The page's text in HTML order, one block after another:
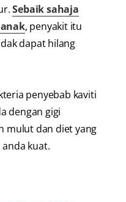
Sebaik sahaja
, penyakit itu
dapat hilang
penyebab kaviti
dengan gigi
mulut dan diet yang
kuat.